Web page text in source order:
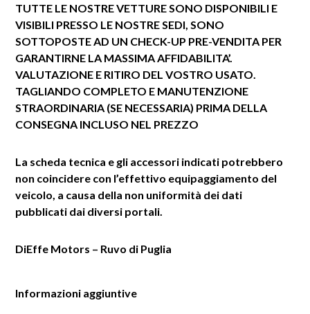
TUTTE LE NOSTRE VETTURE SONO DISPONIBILI E
VISIBILI PRESSO LE NOSTRE SEDI, SONO
SOTTOPOSTE AD UN CHECK-UP PRE-VENDITA PER
GARANTIRNE LA MASSIMA AFFIDABILITA’.
VALUTAZIONE E RITIRO DEL VOSTRO USATO.
TAGLIANDO COMPLETO E MANUTENZIONE
STRAORDINARIA (SE NECESSARIA) PRIMA DELLA
CONSEGNA INCLUSO NEL PREZZO
La scheda tecnica e gli accessori indicati potrebbero
non coincidere con l’effettivo equipaggiamento del
veicolo, a causa della non uniformità dei dati
pubblicati dai diversi portali.
DiEffe Motors – Ruvo di Puglia
Informazioni aggiuntive